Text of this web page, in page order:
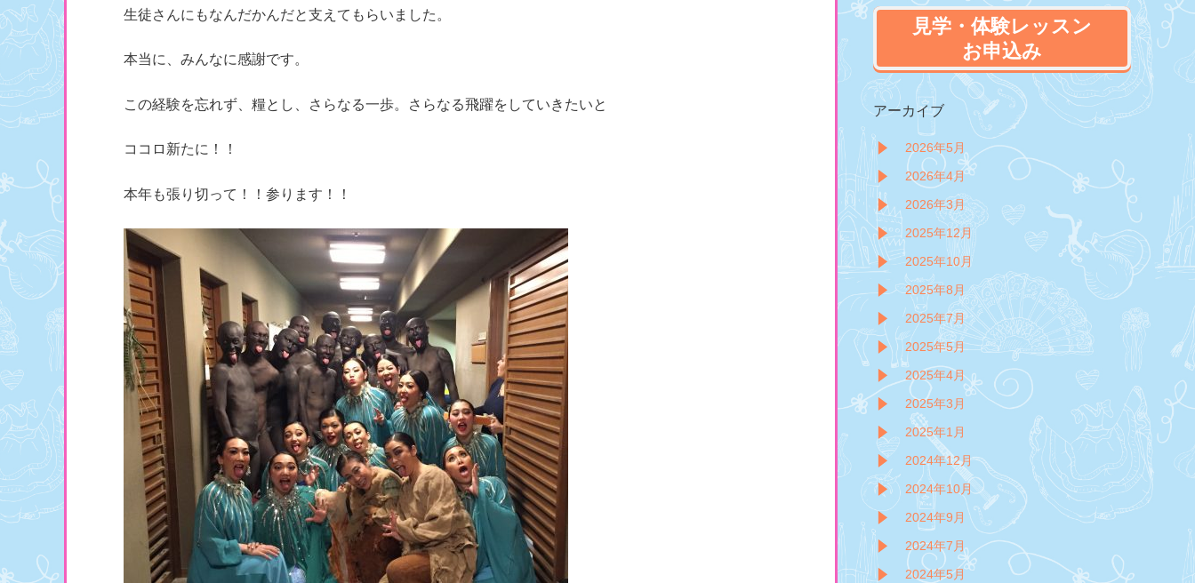
生徒さんにもなんだかんだと支えてもらいました。
本当に、みんなに感謝です。
この経験を忘れず、糧とし、さらなる一歩。さらなる飛躍をしていきたいと
ココロ新たに！！
本年も張り切って！！参ります！！
見学・体験レッスン
お申込み
アーカイブ
2026年5月
2026年4月
2026年3月
2025年12月
2025年10月
2025年8月
2025年7月
2025年5月
2025年4月
2025年3月
2025年1月
2024年12月
2024年10月
2024年9月
2024年7月
2024年5月